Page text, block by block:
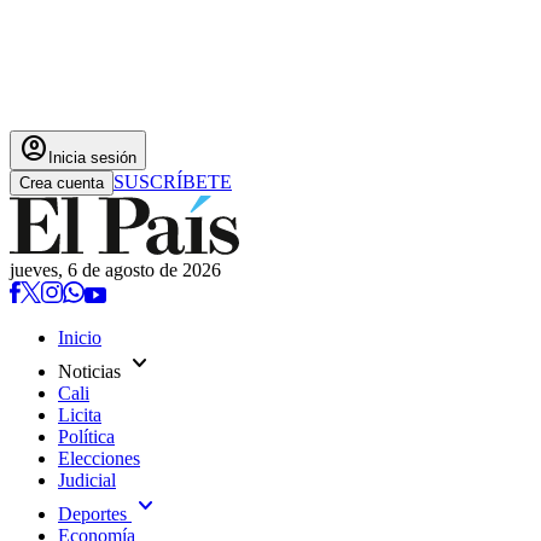
account_circle Inicia sesión
Crea cuenta SUSCRÍBETE
jueves, 6 de agosto de 2026
Inicio
Noticias expand_more
Cali
Licita
Política
Elecciones
Judicial
Deportes expand_more
Economía